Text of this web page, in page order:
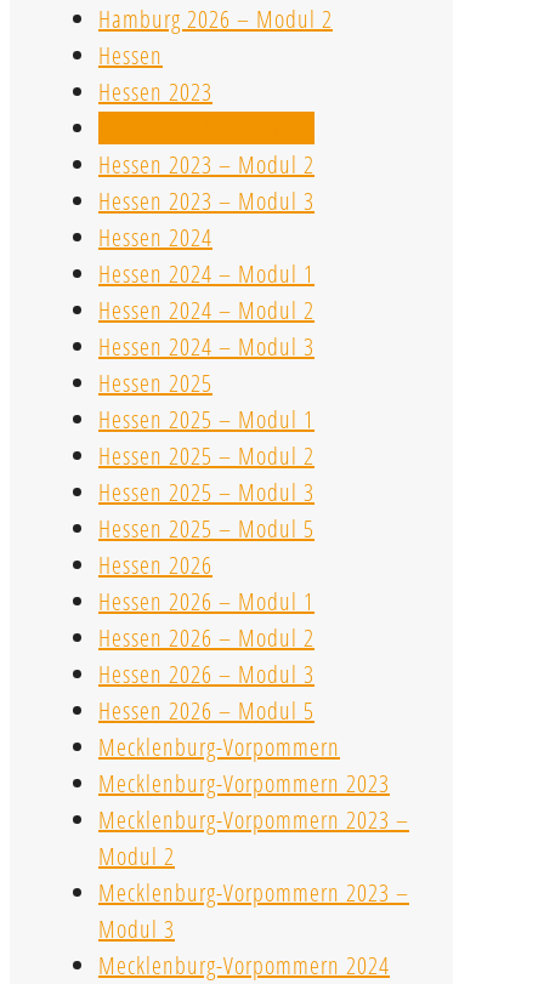
Hamburg 2026 – Modul 2
Hessen
Hessen 2023
Hessen 2023 – Modul 2
Hessen 2023 – Modul 3
Hessen 2024
Hessen 2024 – Modul 1
Hessen 2024 – Modul 2
Hessen 2024 – Modul 3
Hessen 2025
Hessen 2025 – Modul 1
Hessen 2025 – Modul 2
Hessen 2025 – Modul 3
Hessen 2025 – Modul 5
Hessen 2026
Hessen 2026 – Modul 1
Hessen 2026 – Modul 2
Hessen 2026 – Modul 3
Hessen 2026 – Modul 5
Mecklenburg-Vorpommern
Mecklenburg-Vorpommern 2023
Mecklenburg-Vorpommern 2023 –
Modul 2
Mecklenburg-Vorpommern 2023 –
Modul 3
Mecklenburg-Vorpommern 2024